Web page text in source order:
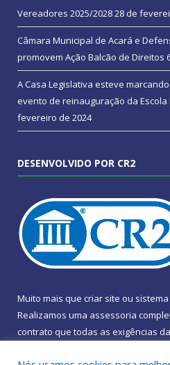
Vereadores 2025/202828 de
Câmara Municipal de Acará e
promovem Ação Balcão de Direitos
A Casa Legislativa esteve
evento de reinauguração da Escola
fevereiro de 2024
DESENVOLVIDO POR CR2
Muito mais que criar site ou
Realizamos uma assessoria
contrato que todas as exigências